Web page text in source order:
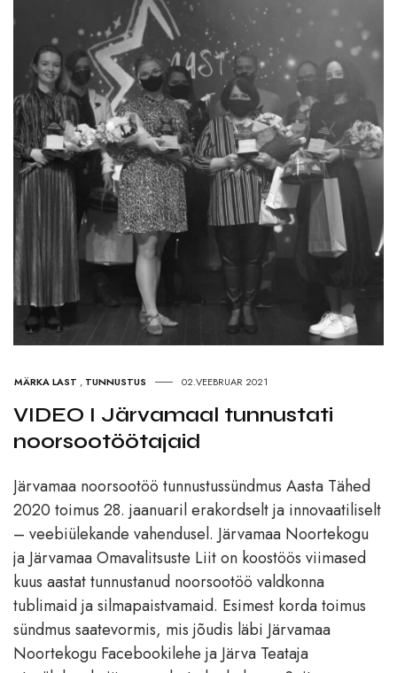
MÄRKA LAST , TUNNUSTUS 02.VEEBRUAR 2021
VIDEO I Järvamaal tunnustati
noorsootöötajaid
Järvamaa noorsootöö tunnustussündmus Aasta Tähed
2020 toimus 28. jaanuaril erakordselt ja innovaatiliselt
– veebiülekande vahendusel. Järvamaa Noortekogu
ja Järvamaa Omavalitsuste Liit on koostöös viimased
kuus aastat tunnustanud noorsootöö valdkonna
tublimaid ja silmapaistvamaid. Esimest korda toimus
sündmus saatevormis, mis jõudis läbi Järvamaa
Noortekogu Facebookilehe ja Järva Teataja